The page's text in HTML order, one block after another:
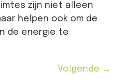
zijn niet alleen
helpen ook om de
de energie te
Volgende →